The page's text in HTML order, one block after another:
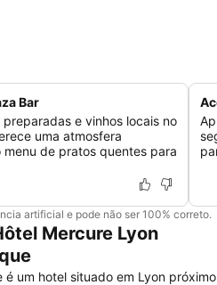
Bar
e vinhos locais no
uma atmosfera
de pratos quentes para
artificial e pode não ser 100% correto.
Mercure Lyon
é um hotel situado em Lyon próximo